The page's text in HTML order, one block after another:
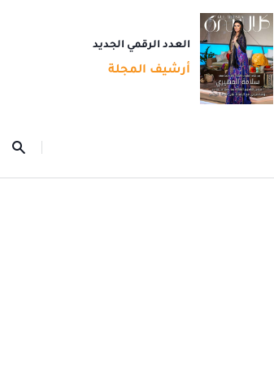
العدد الرقمي الجديد
أرشيف المجلة